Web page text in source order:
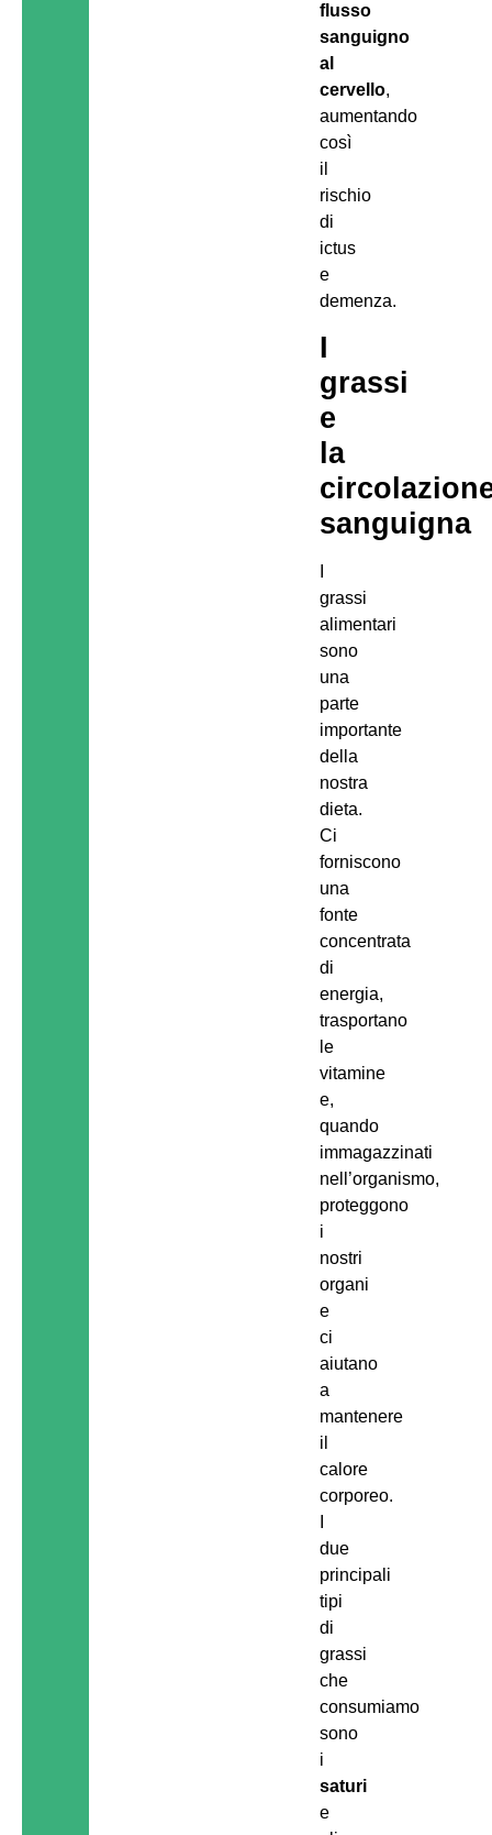
flusso
sanguigno
al
cervello,
aumentando
così
il
rischio
di
ictus
e
demenza.
I
grassi
e
la
sanguigna
grassi
alimentari
sono
una
parte
importante
della
nostra
dieta.
Ci
forniscono
una
fonte
concentrata
di
energia,
trasportano
le
vitamine
e,
quando
immagazzinati
nell’organismo,
proteggono
i
nostri
organi
e
ci
aiutano
a
mantenere
il
calore
corporeo.
due
principali
tipi
di
grassi
che
consumiamo
sono
i
saturi
e